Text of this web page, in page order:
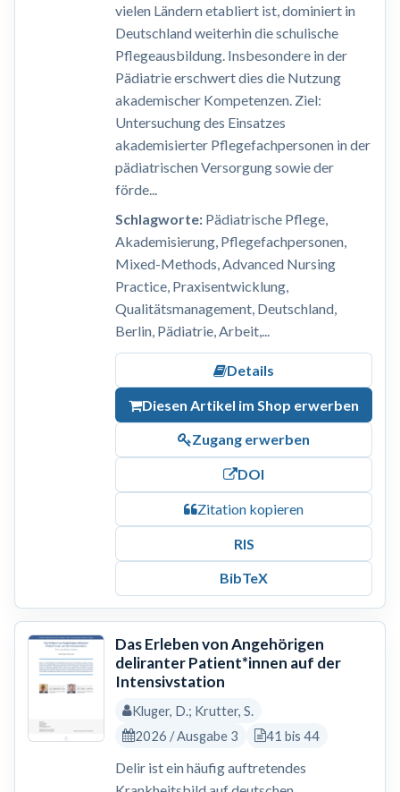
vielen Ländern etabliert ist, dominiert in
Deutschland weiterhin die schulische
Pflegeausbildung. Insbesondere in der
Pädiatrie erschwert dies die Nutzung
akademischer Kompetenzen. Ziel:
Untersuchung des Einsatzes
akademisierter Pflegefachpersonen in der
pädiatrischen Versorgung sowie der
förde...
Schlagworte:Pädiatrische Pflege,
Akademisierung, Pflegefachpersonen,
Mixed-Methods, Advanced Nursing
Practice, Praxisentwicklung,
Qualitätsmanagement, Deutschland,
Berlin, Pädiatrie, Arbeit,...
Details
Diesen Artikel im Shop erwerben
Zugang erwerben
DOI
Zitation kopieren
RIS
BibTeX
Das Erleben von Angehörigen
deliranter Patient*innen auf der
Intensivstation
Kluger, D.; Krutter, S.
2026 / Ausgabe 3
41 bis 44
Delir ist ein häufig auftretendes